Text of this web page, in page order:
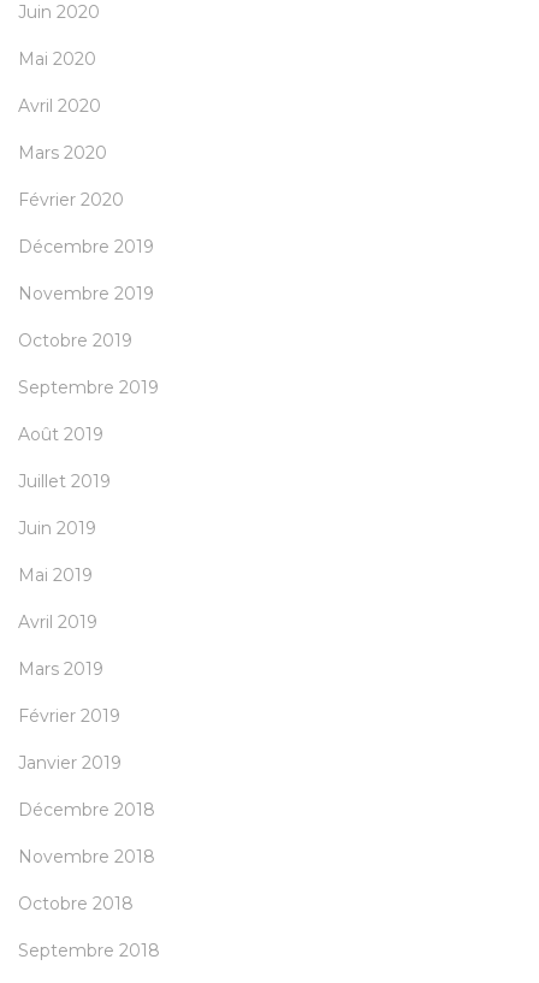
Juin 2020
Mai 2020
Avril 2020
Mars 2020
Février 2020
Décembre 2019
Novembre 2019
Octobre 2019
Septembre 2019
Août 2019
Juillet 2019
Juin 2019
Mai 2019
Avril 2019
Mars 2019
Février 2019
Janvier 2019
Décembre 2018
Novembre 2018
Octobre 2018
Septembre 2018